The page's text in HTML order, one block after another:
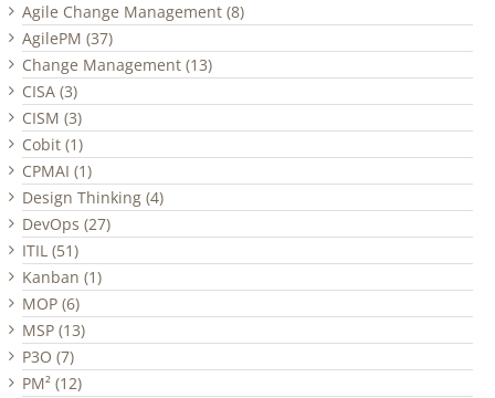
Agile Change Management (8)
AgilePM (37)
Change Management (13)
CISA (3)
CISM (3)
Cobit (1)
CPMAI (1)
Design Thinking (4)
DevOps (27)
ITIL (51)
Kanban (1)
MOP (6)
MSP (13)
P3O (7)
PM² (12)